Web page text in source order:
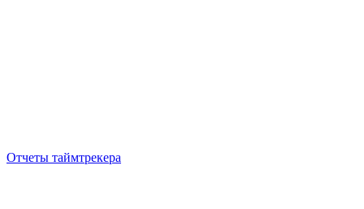
Отчеты таймтрекера